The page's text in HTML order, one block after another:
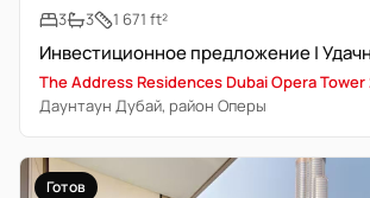
3
3 1 671 ft²
The Address Residences Dubai Opera Tower
Даунтаун Дубай, район Оперы
Готов